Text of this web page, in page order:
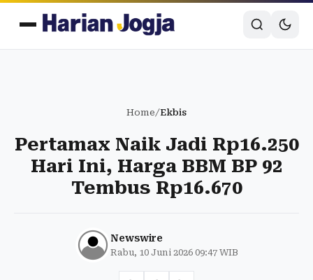
Home/Ekbis
Pertamax Naik Jadi Rp16.250
Hari Ini, Harga BBM BP 92
Tembus Rp16.670
Newswire
Rabu, 10 Juni 2026 09:47 WIB